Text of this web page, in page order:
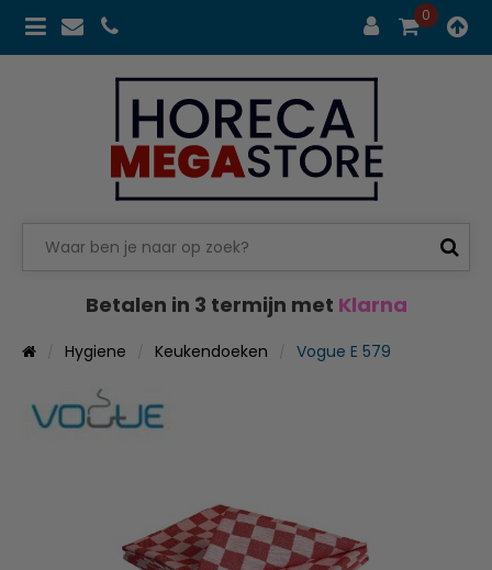
0
Betalen in 3 termijn met Klarna
Hygiene Keukendoeken Vogue E 579